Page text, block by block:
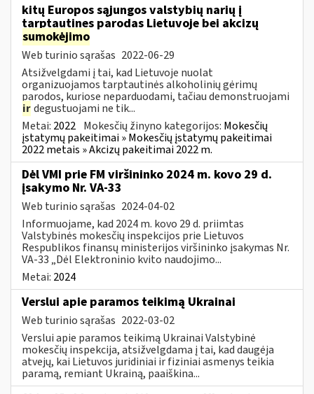
kitų Europos sąjungos valstybių narių į
tarptautines parodas Lietuvoje bei akcizų
sumokėjimo
Web turinio sąrašas 2022-06-29
Atsižvelgdami į tai, kad Lietuvoje nuolat
organizuojamos tarptautinės alkoholinių gėrimų
parodos, kuriose neparduodami, tačiau demonstruojami
irdegustuojami ne tik...
Metai: 2022 Mokesčių žinyno kategorijos: Mokesčių
įstatymų pakeitimai » Mokesčių įstatymų pakeitimai
2022 metais » Akcizų pakeitimai 2022 m.
Dėl VMI prie FM viršininko 2024 m. kovo 29 d.
įsakymo Nr. VA-33
Web turinio sąrašas 2024-04-02
Informuojame, kad 2024 m. kovo 29 d. priimtas
Valstybinės mokesčių inspekcijos prie Lietuvos
Respublikos finansų ministerijos viršininko įsakymas Nr.
VA-33 „Dėl Elektroninio kvito naudojimo...
Metai: 2024
Verslui apie paramos teikimą Ukrainai
Web turinio sąrašas 2022-03-02
Verslui apie paramos teikimą Ukrainai Valstybinė
mokesčių inspekcija, atsižvelgdama į tai, kad daugėja
atvejų, kai Lietuvos juridiniai ir fiziniai asmenys teikia
paramą, remiant Ukrainą, paaiškina...